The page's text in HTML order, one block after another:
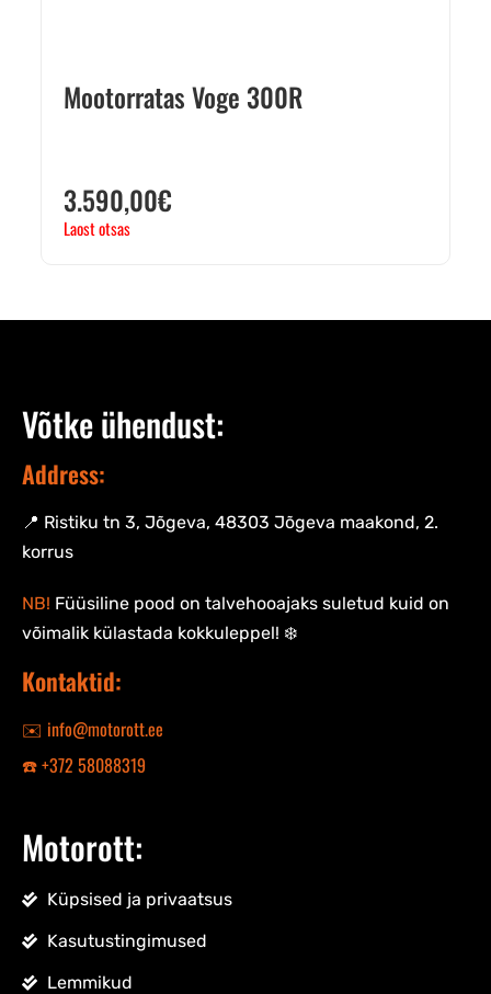
Mootorratas Voge 300R
3.590,00€
Laost otsas
Võtke ühendust:
Address:
📍 Ristiku tn 3, Jõgeva, 48303 Jõgeva maakond, 2.
korrus
NB! Füüsiline pood on talvehooajaks suletud kuid on
võimalik külastada kokkuleppel! ❄️
Kontaktid:
✉️ info@motorott.ee
☎️ +372 58088319
Motorott:
Küpsised ja privaatsus
Kasutustingimused
Lemmikud